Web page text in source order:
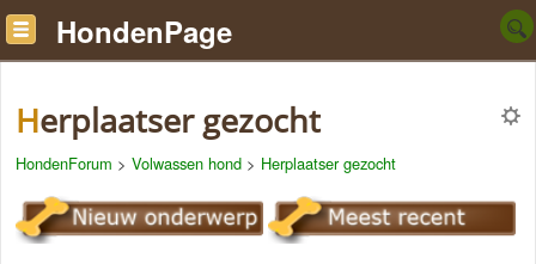
HondenPage
Herplaatser gezocht
HondenForum > Volwassen hond > Herplaatser gezocht